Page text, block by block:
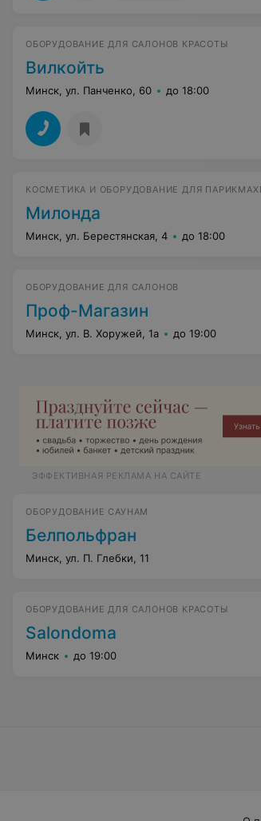
ОБОРУДОВАНИЕ ДЛЯ САЛОНОВ КРАСОТЫ
Вилкойть
Минск, ул. Панченко, 60 до 18:00
КОСМЕТИКА И ОБОРУДОВАНИЕ ДЛЯ
Милонда
Минск, ул. Берестянская, 4 до 18:00
ОБОРУДОВАНИЕ ДЛЯ САЛОНОВ
Проф-Магазин
Минск, ул. В. Хоружей, 1а до 19:00
ЭФФЕКТИВНАЯ РЕКЛАМА НА САЙТЕ
ОБОРУДОВАНИЕ САУНАМ
Белпольфран
Минск, ул. П. Глебки, 11
ОБОРУДОВАНИЕ ДЛЯ САЛОНОВ КРАСОТЫ
Salondoma
Минск до 19:00